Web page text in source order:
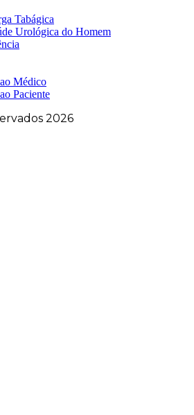
Tabágica
Urológica do Homem
Médico
Paciente
2026